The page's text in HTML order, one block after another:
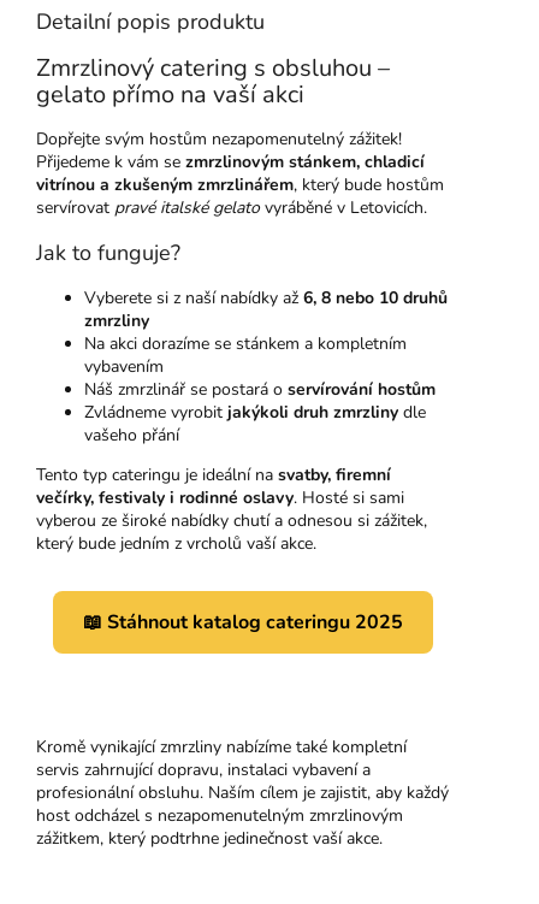
Detailní popis produktu
Zmrzlinový catering s obsluhou –
gelato přímo na vaší akci
Dopřejte svým hostům nezapomenutelný zážitek!
Přijedeme k vám se zmrzlinovým stánkem, chladicí
vitrínou a zkušeným zmrzlinářem, který bude hostům
servírovat pravé italské gelatovyráběné v Letovicích.
Jak to funguje?
Vyberete si z naší nabídky až 6, 8 nebo 10 druhů
zmrzliny
Na akci dorazíme se stánkem a kompletním
vybavením
Náš zmrzlinář se postará o servírování hostům
Zvládneme vyrobit jakýkoli druh zmrzliny dle
vašeho přání
Tento typ cateringu je ideální na svatby, firemní
večírky, festivaly i rodinné oslavy. Hosté si sami
vyberou ze široké nabídky chutí a odnesou si zážitek,
který bude jedním z vrcholů vaší akce.
📖 Stáhnout katalog cateringu 2025
Kromě vynikající zmrzliny nabízíme také kompletní
servis zahrnující dopravu, instalaci vybavení a
profesionální obsluhu. Naším cílem je zajistit, aby každý
host odcházel s nezapomenutelným zmrzlinovým
zážitkem, který podtrhne jedinečnost vaší akce.